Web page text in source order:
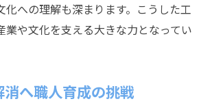
化への理解も深まります。こうした工
業や文化を支える大きな力となってい
へ職人育成の挑戦